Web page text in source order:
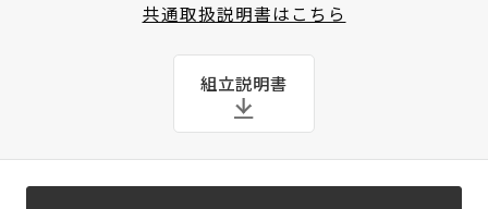
共通取扱説明書はこちら
組立説明書